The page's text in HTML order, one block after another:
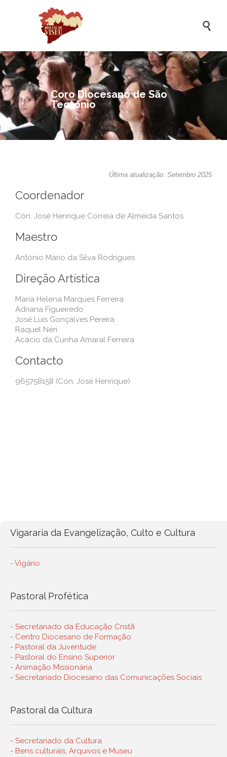

Coro Diocesano de São
Teotónio
Última atualização: Setembro 2025
Coordenador
Cón. José Henrique Correia de Almeida Santos
Maestro
António Mário da Silva Rodrigues
Direção Artística
Maria Helena Marques Ferreira
Adriana Figueiredo
José Luís Gonçalves Pereira
Raquel Néri
Acácio da Cunha Amaral Ferreira
Contacto
965758158 (Cón. José Henrique)
Vigararia da Evangelização, Culto e Cultura
- Vigário
Pastoral Profética
- Secretariado da Educação Cristã
- Centro Diocesano de Formação
- Pastoral da Juventude
- Pastoral do Ensino Superior
- Animação Missionária
- Secretariado Diocesano das Comunicações Sociais
Pastoral da Cultura
- Secretariado da Cultura
- Bens culturais, Arquivos e Museu